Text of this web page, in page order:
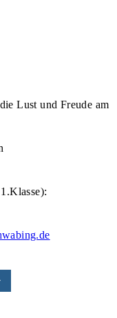
Lust und Freude am